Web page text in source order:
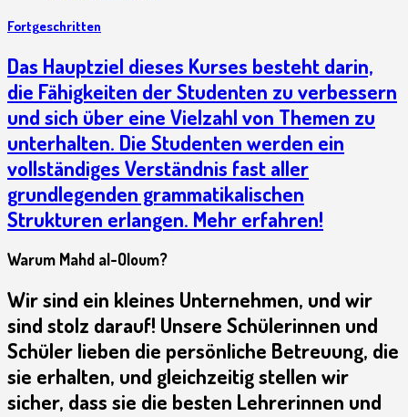
Fortgeschritten
Das Hauptziel dieses Kurses besteht darin,
die Fähigkeiten der Studenten zu verbessern
und sich über eine Vielzahl von Themen zu
unterhalten. Die Studenten werden ein
vollständiges Verständnis fast aller
grundlegenden grammatikalischen
Strukturen erlangen. Mehr erfahren!
Warum Mahd al-Oloum?
Wir sind ein kleines Unternehmen, und wir
sind stolz darauf! Unsere Schülerinnen und
Schüler lieben die persönliche Betreuung, die
sie erhalten, und gleichzeitig stellen wir
sicher, dass sie die besten Lehrerinnen und